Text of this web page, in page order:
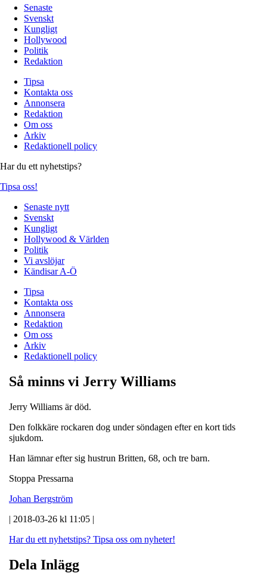
Senaste
Svenskt
Kungligt
Hollywood
Politik
Redaktion
Tipsa
Kontakta oss
Annonsera
Redaktion
Om oss
Arkiv
Redaktionell policy
Har du ett nyhetstips?
Tipsa oss!
Senaste nytt
Svenskt
Kungligt
Hollywood & Världen
Politik
Vi avslöjar
Kändisar A-Ö
Tipsa
Kontakta oss
Annonsera
Redaktion
Om oss
Arkiv
Redaktionell policy
Så minns vi Jerry Williams
Jerry Williams är död.
Den folkkäre rockaren dog under söndagen efter en kort tids
sjukdom.
Han lämnar efter sig hustrun Britten, 68, och tre barn.
Stoppa Pressarna
Johan Bergström
| 2018-03-26 kl 11:05 |
Har du ett nyhetstips? Tipsa oss om nyheter!
Dela Inlägg